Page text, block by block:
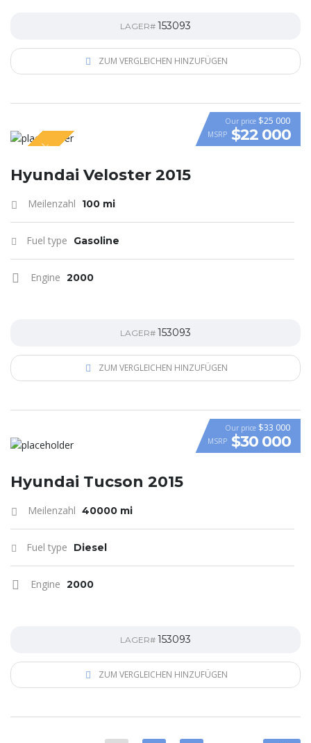
LAGER# 153093
ZUM VERGLEICHEN HINZUFÜGEN
VIDEO
SPECIAL
Our price $25 000
MSRP $22 000
Hyundai Veloster 2015
Meilenzahl 100 mi
Fuel type Gasoline
Engine 2000
LAGER# 153093
ZUM VERGLEICHEN HINZUFÜGEN
VIDEO
Our price $33 000
MSRP $30 000
Hyundai Tucson 2015
Meilenzahl 40000 mi
Fuel type Diesel
Engine 2000
LAGER# 153093
ZUM VERGLEICHEN HINZUFÜGEN